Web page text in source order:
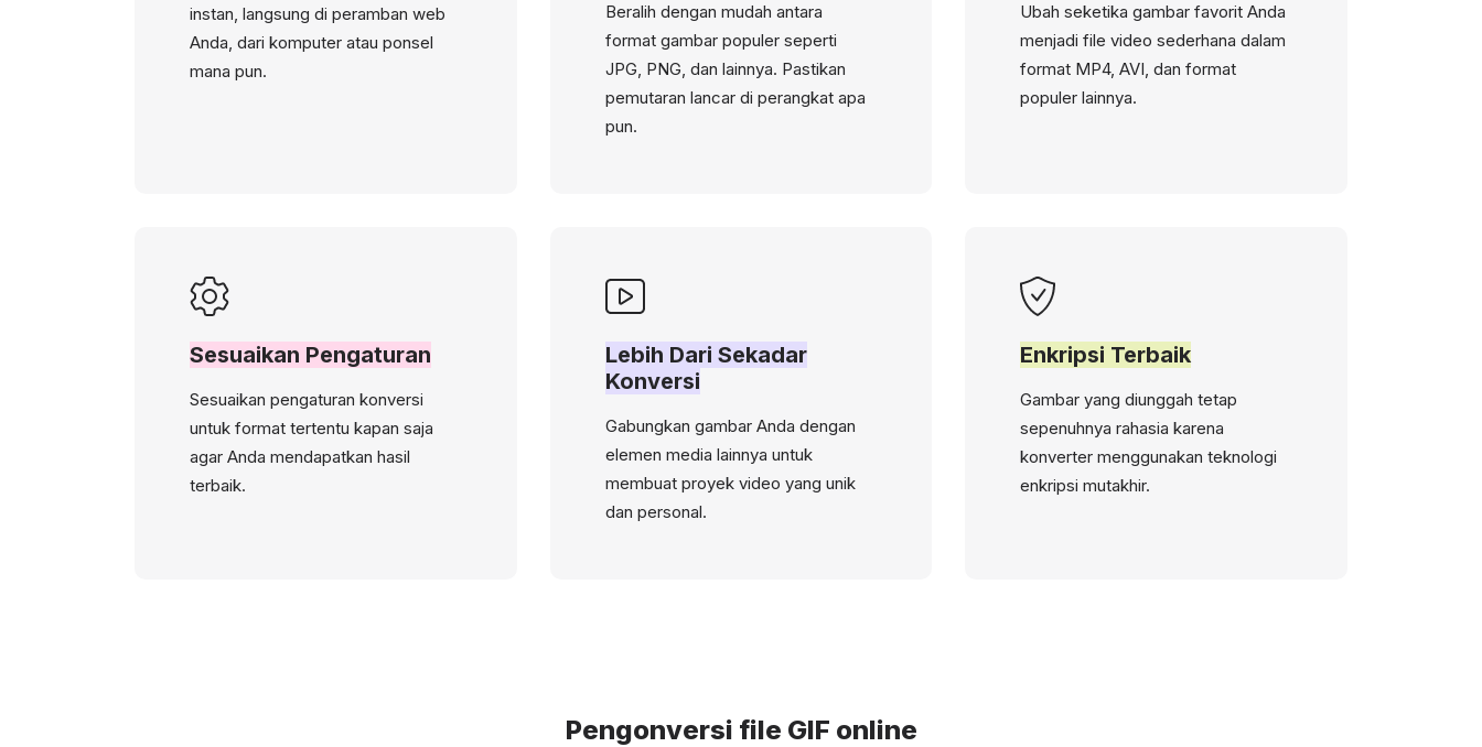
instan, langsung di peramban web
Anda, dari komputer atau ponsel
mana pun.
Beralih dengan mudah antara
format gambar populer seperti
JPG, PNG, dan lainnya. Pastikan
pemutaran lancar di perangkat apa
pun.
Ubah seketika gambar favorit Anda
menjadi file video sederhana dalam
format MP4, AVI, dan format
populer lainnya.
Sesuaikan Pengaturan
Sesuaikan pengaturan konversi
untuk format tertentu kapan saja
agar Anda mendapatkan hasil
terbaik.
Lebih Dari Sekadar
Konversi
Gabungkan gambar Anda dengan
elemen media lainnya untuk
membuat proyek video yang unik
dan personal.
Enkripsi Terbaik
Gambar yang diunggah tetap
sepenuhnya rahasia karena
konverter menggunakan teknologi
enkripsi mutakhir.
Pengonversi file GIF online